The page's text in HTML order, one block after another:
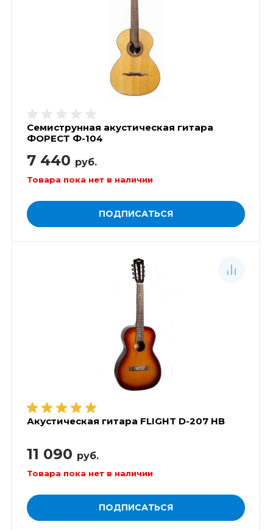
Семиструнная акустическая гитара
ФОРЕСТ Ф-104
7 440 руб.
Товара пока нет в наличии
ПОДПИСАТЬСЯ
Акустическая гитара FLIGHT D-207 HB
11 090 руб.
Товара пока нет в наличии
ПОДПИСАТЬСЯ